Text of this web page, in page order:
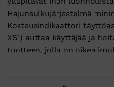
Hajunsulkujärjestelmä
Kosteusindikaattori
XS1) auttaa käyttäjää ja
tuotteen, jolla on oikea